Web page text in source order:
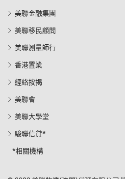
美聯金融集團
美聯移民顧問
美聯測量師行
香港置業
經絡按揭
美聯會
美聯大學堂
駿聯信貸*
*相關機構